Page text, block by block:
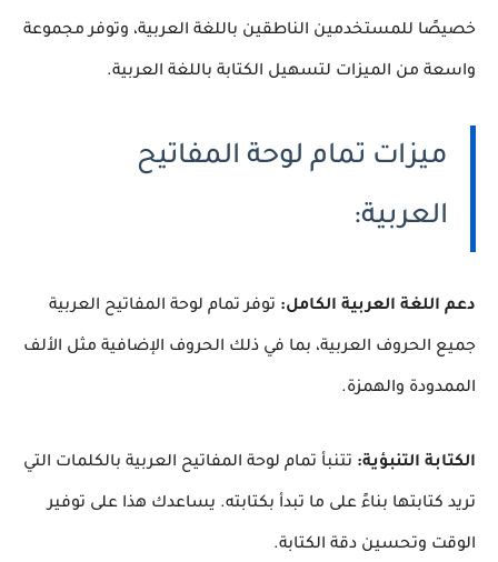
خصيصًا للمستخدمين الناطقين باللغة العربية، وتوفر مجموعة
واسعة من الميزات لتسهيل الكتابة باللغة العربية.
ميزات تمام لوحة المفاتيح
العربية:
دعم اللغة العربية الكامل: توفر تمام لوحة المفاتيح العربية
جميع الحروف العربية، بما في ذلك الحروف الإضافية مثل الألف
الممدودة والهمزة.
الكتابة التنبؤية: تتنبأ تمام لوحة المفاتيح العربية بالكلمات التي
تريد كتابتها بناءً على ما تبدأ بكتابته. يساعدك هذا على توفير
الوقت وتحسين دقة الكتابة.